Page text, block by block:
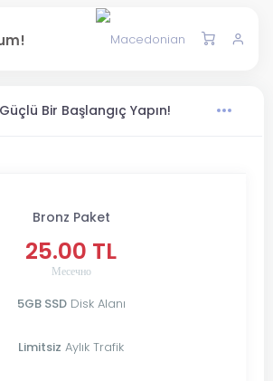
Bir Başlangıç Yapın!
Bronz Paket
25.00 TL
Месечно
5GB SSDDisk Alanı
Limitsiz Aylık Trafik